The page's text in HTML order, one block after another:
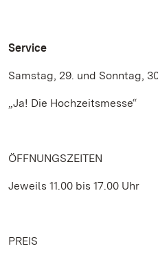
Service
Samstag, 29. und Sonntag,
„Ja! Die Hochzeitsmesse“
ÖFFNUNGSZEITEN
Jeweils 11.00 bis 17.00 Uhr
PREIS